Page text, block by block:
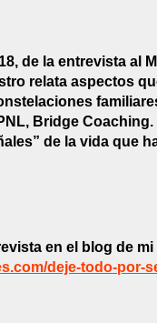
de la entrevista al
relata aspectos
Bridge Coaching.
de la vida que
en el blog de
deje-todo-por-